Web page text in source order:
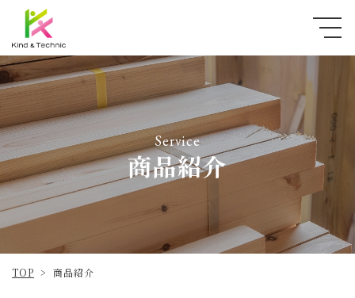
Service
商品紹介
TOP > 商品紹介